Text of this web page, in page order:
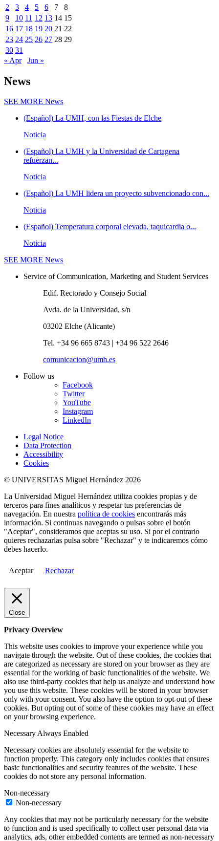
2
3 4 5 6 7
8
9
10 11 12 13 14 15
16 17 18 19 20 21 22
23 24 25 26 27 28 29
30 31
« Apr
Jun »
News
SEE MORE News
(Español) La UMH, con las Fiestas de Elche
Noticia
(Español) La UMH y la Universidad de Cartagena
refuerzan...
Noticia
(Español) La UMH lidera un proyecto subvencionado con...
Noticia
(Español) Temperatura corporal elevada, taquicardia o...
Noticia
SEE MORE News
Service of Communication, Marketing and Student Services
Edif. Rectorado y Consejo Social
Avda. de la Universidad, s/n
03202 Elche (Alicante)
Tel. +34 96 665 8743 | +34 96 522 2646
comunicacion@umh.es
Follow us
Facebook
Twitter
YouTube
Instagram
LinkedIn
Legal Notice
Data Protection
Accessibility
Cookies
© UNIVERSITAS Miguel Hernández 2026
La Universidad Miguel Hernández utiliza cookies propias y de
terceros para fines analíticos y respetar tus preferencias de
navegación. En nuestra política de cookies encontrarás más
información. Si continuas navegando o pulsas sobre el botón
"Aceptar", consideramos que aceptas su uso. Si por el contrario
quieres rechazarlas pulsa sobre "Rechazar" y te indicaremos cómo
debes hacerlo.
Aceptar Rechazar
Close
Privacy Overview
This website uses cookies to improve your experience while you
navigate through the website. Out of these cookies, the cookies that
are categorized as necessary are stored on your browser as they are
essential for the working of basic functionalities of the website. We
also use third-party cookies that help us analyze and understand how
you use this website. These cookies will be stored in your browser
only with your consent. You also have the option to opt-out of these
cookies. But opting out of some of these cookies may have an effect
on your browsing experience.
NecessaryAlways Enabled
Necessary cookies are absolutely essential for the website to
function properly. This category only includes cookies that ensures
basic functionalities and security features of the website. These
cookies do not store any personal information.
Non-necessary
Non-necessary
Any cookies that may not be particularly necessary for the website
to function and is used specifically to collect user personal data via
analytics, ads, other embedded contents are termed as non-necessary